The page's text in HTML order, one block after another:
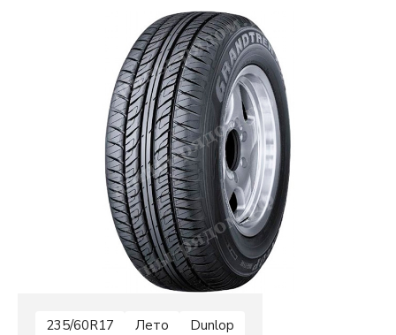
235/60R17 Лето Dunlop